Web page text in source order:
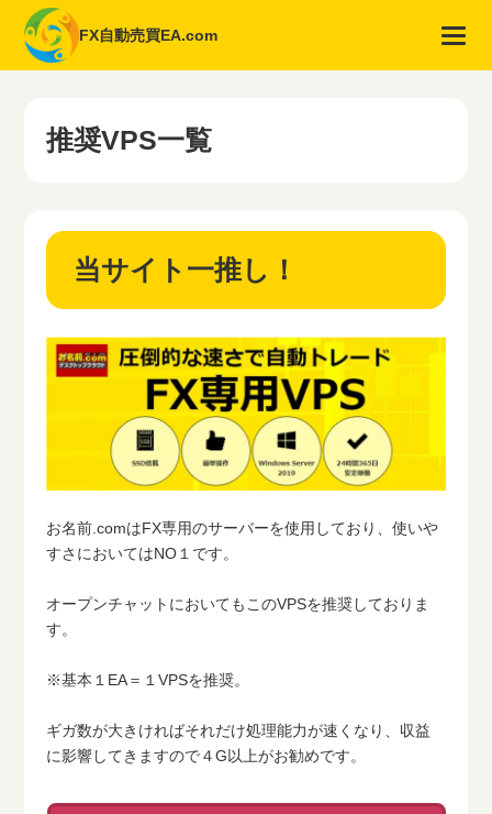
FX自動売買EA.com
推奨VPS一覧
当サイト一推し！
お名前.comはFX専用のサーバーを使用しており、使いや
すさにおいてはNO１です。
オープンチャットにおいてもこのVPSを推奨しておりま
す。
※基本１EA＝１VPSを推奨。
ギガ数が大きければそれだけ処理能力が速くなり、収益
に影響してきますので４G以上がお勧めです。